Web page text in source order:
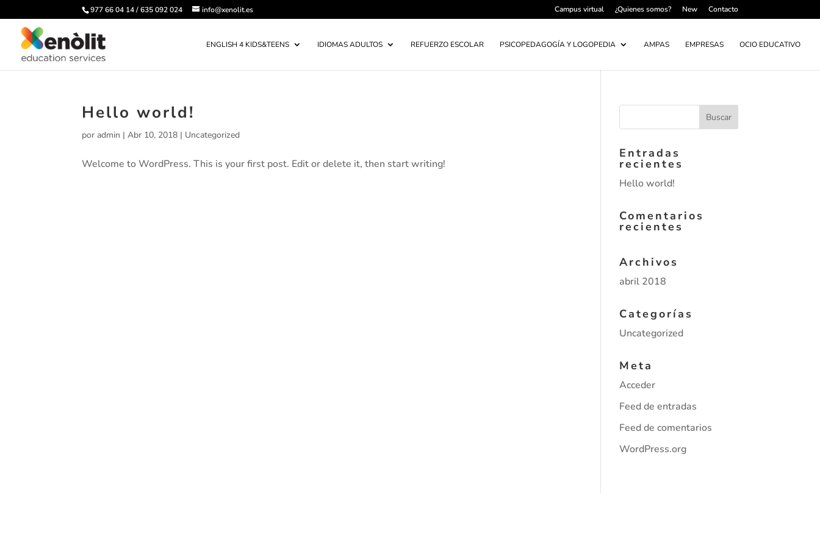
977 66 04 14 / 635 092 024 info@xenolit.es Campus virtual ¿Quienes somos? New Contacto
ENGLISH 4 KIDS&TEENS IDIOMAS ADULTOS REFUERZO ESCOLAR PSICOPEDAGOGÍA Y LOGOPEDIA AMPAS EMPRESAS OCIO EDUCATIVO
Hello world!
poradmin |Abr 10, 2018 | Uncategorized
Welcome to WordPress. This is your first post. Edit or delete it, then start writing!
Entradas
recientes
Hello world!
Comentarios
recientes
Archivos
abril 2018
Categorías
Uncategorized
Meta
Acceder
Feed de entradas
Feed de comentarios
WordPress.org